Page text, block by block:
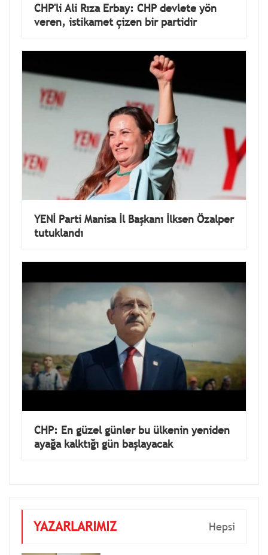
CHP'li Ali Rıza Erbay: CHP devlete yön
veren, istikamet çizen bir partidir
YENİ Parti Manisa İl Başkanı İlksen Özalper
tutuklandı
CHP: En güzel günler bu ülkenin yeniden
ayağa kalktığı gün başlayacak
YAZARLARIMIZ Hepsi